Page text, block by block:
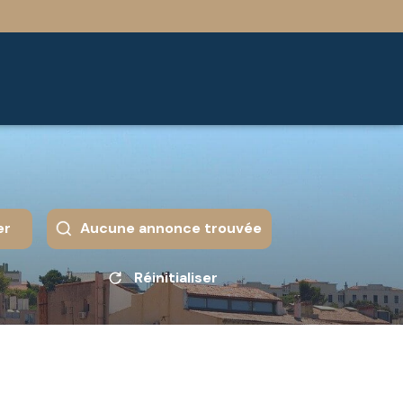
Aucune annonce trouvée
Réinitialiser